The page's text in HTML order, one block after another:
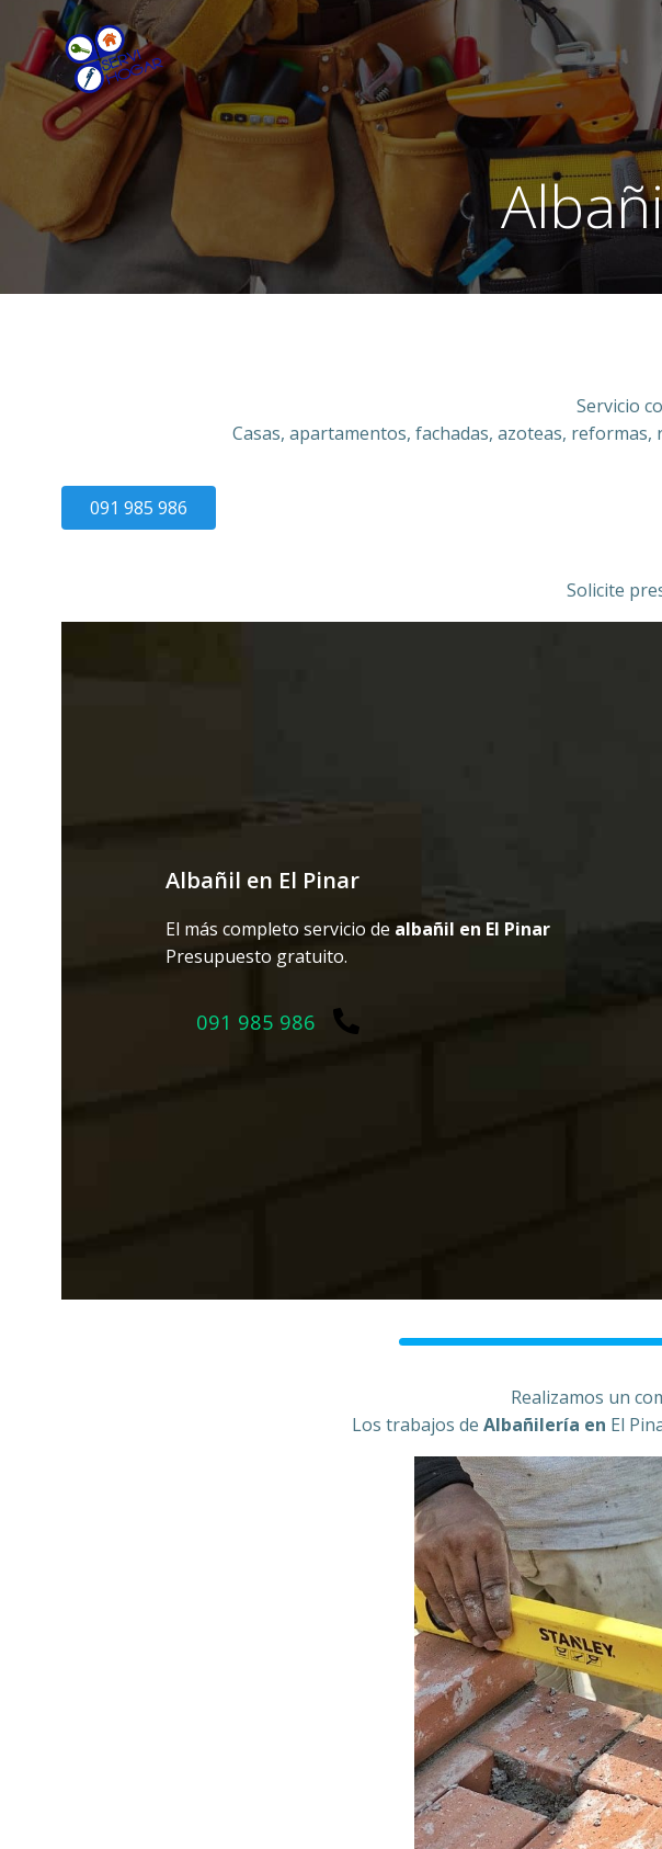
Saltar
contenido
Servicio
Casas, apartamentos, fachadas, azoteas,
091 985 986
Solicite
Albañil en El Pinar
El más completo servicio de albañil en El Pinar
Presupuesto gratuito.
091 985 986
Realizamos un
Los trabajos de Albañilería en El